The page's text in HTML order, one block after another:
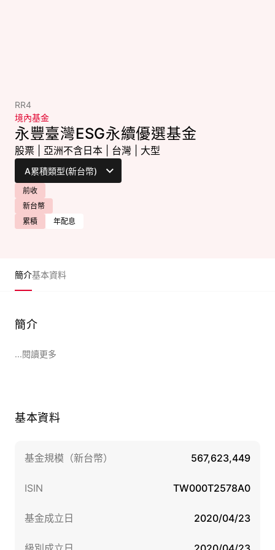
RR4
境內基金
永豐臺灣ESG永續優選基金
股票 亞洲不含日本 台灣 大型
前收
新台幣
累積
年配息
簡介基本資料
簡介
...閱讀更多
基本資料
基金規模（新台幣） 567,623,449
ISIN TW000T2578A0
基金成立日 2020/04/23